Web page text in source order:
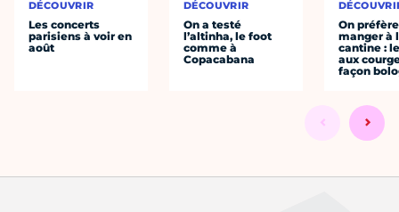
DÉCOUVRIR
Les concerts
parisiens à voir en
août
DÉCOUVRIR
On a testé
l’altinha, le foot
comme à
Copacabana
On préfère
manger à
cantine :
aux
façon